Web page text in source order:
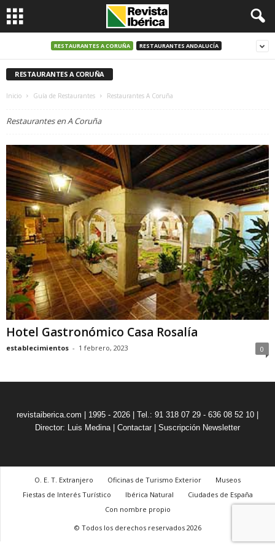
RESTAURANTES A CORUÑA RESTAURANTES ANDALUCÍA
RESTAURANTES A CORUÑA
Inicio Guía de Restaurantes Restaurantes A Coruña
Restaurantes en A Coruña
Hotel Gastronómico Casa Rosalía
establecimientos - 1 febrero, 2023 0
revistaiberica.com | 1995 - 2026 | Tel.: 91 318 07 29 - 636 08 52 10 |
Director: Luis Medina| Contactar Suscripción Newsletter
O. E. T. Extranjero Oficinas de Turismo Exterior
Museos
Fiestas de Interés Turístico
Ibérica Natural
Ciudades de España
Con nombre propio
© Todos los derechos reservados 2026